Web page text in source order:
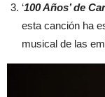
‘100 Años’ de
esta canción ha
musical de las